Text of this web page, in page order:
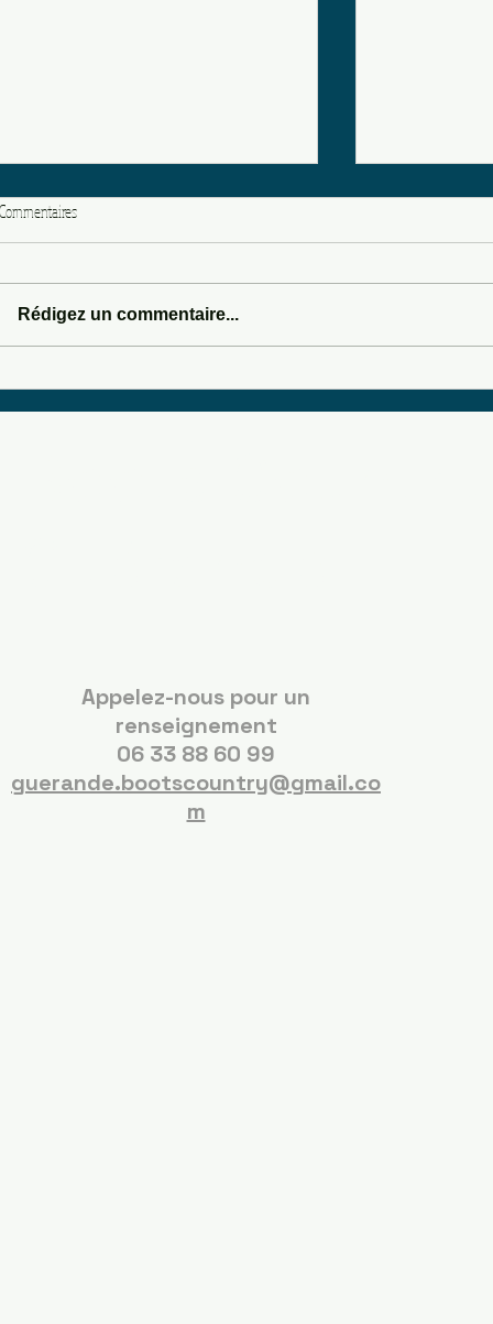
DASHBOARD DRUMMER
Commentaires
Rédigez un commentaire...
Appelez-nous pour un
renseignement
06 33 88 60 99
guerande.bootscountry@gmail.co
m